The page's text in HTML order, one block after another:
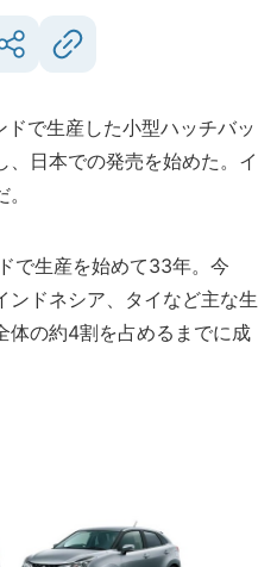
で生産した小型ハッチバッ
、日本での発売を始めた。イ
で生産を始めて33年。今
ンドネシア、タイなど主な生
体の約4割を占めるまでに成